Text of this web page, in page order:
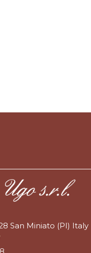
San Miniato (PI) Italy